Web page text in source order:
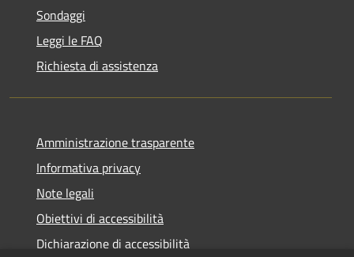
Sondaggi
Leggi le FAQ
Richiesta di assistenza
Amministrazione trasparente
Informativa privacy
Note legali
Obiettivi di accessibilità
Dichiarazione di accessibilità